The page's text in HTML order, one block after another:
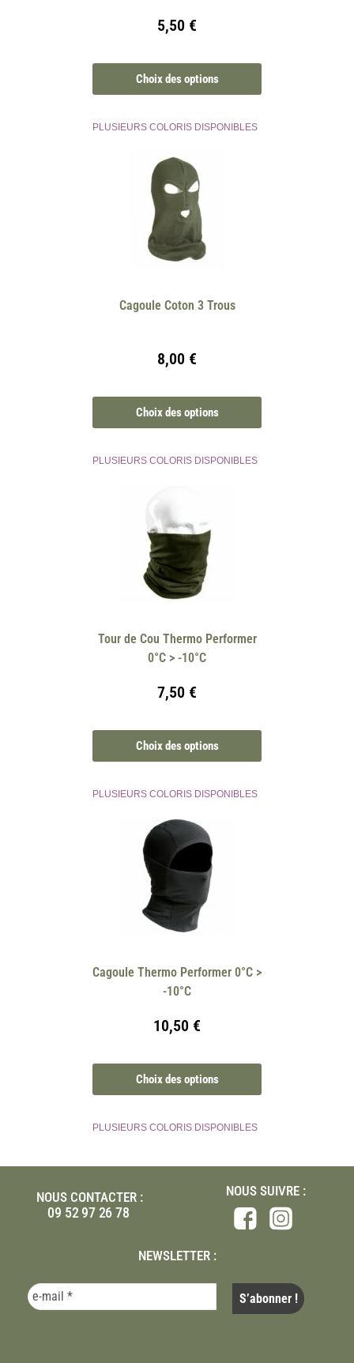
5,50 €
Choix des options
PLUSIEURS COLORIS DISPONIBLES
Cagoule Coton 3 Trous
8,00 €
Choix des options
PLUSIEURS COLORIS DISPONIBLES
Tour de Cou Thermo Performer
0°C > -10°C
7,50 €
Choix des options
PLUSIEURS COLORIS DISPONIBLES
Cagoule Thermo Performer 0°C >
-10°C
10,50 €
Choix des options
PLUSIEURS COLORIS DISPONIBLES
NOUS CONTACTER :
09 52 97 26 78
NOUS SUIVRE :
NEWSLETTER :